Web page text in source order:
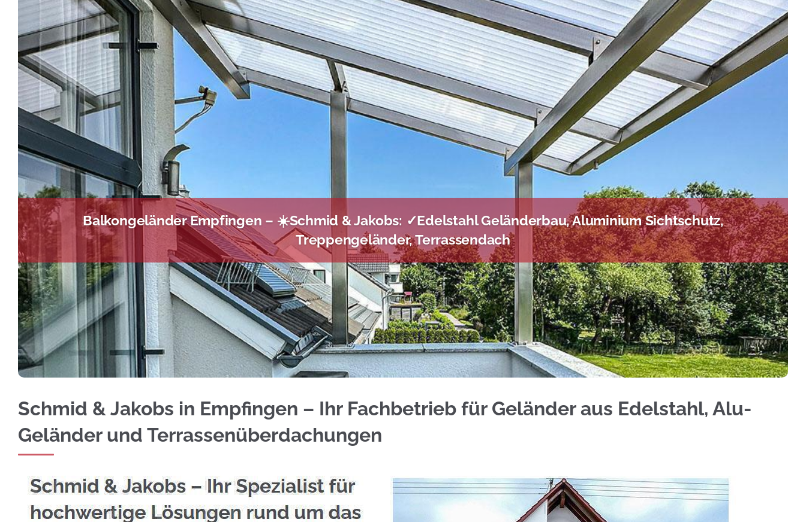
Balkongeländer Empfingen – ☀️Schmid & Jakobs: ✓Edelstahl Geländerbau, Aluminium Sichtschutz,
Treppengeländer, Terrassendach
Bei ☀️Schmid & Jakobs in Empfingen: Edelstahl Balkongeländer sowie ✓Aluminium Sichtschutz, Geländerbau, Treppengeländer,
Schmid & Jakobs in Empfingen – Ihr Fachbetrieb für Geländer aus Edelstahl, Alu-
Geländer und Terrassenüberdachungen